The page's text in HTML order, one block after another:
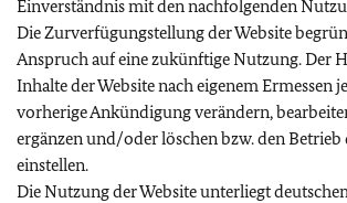
Einverständnis mit den nachfolgenden
Die Zurverfügungstellung der Website
Anspruch auf eine zukünftige Nutzung. Der
Inhalte der Website nach eigenem Ermessen
vorherige Ankündigung verändern,
ergänzen und/oder löschen bzw. den Betrieb
einstellen.
Die Nutzung der Website unterliegt